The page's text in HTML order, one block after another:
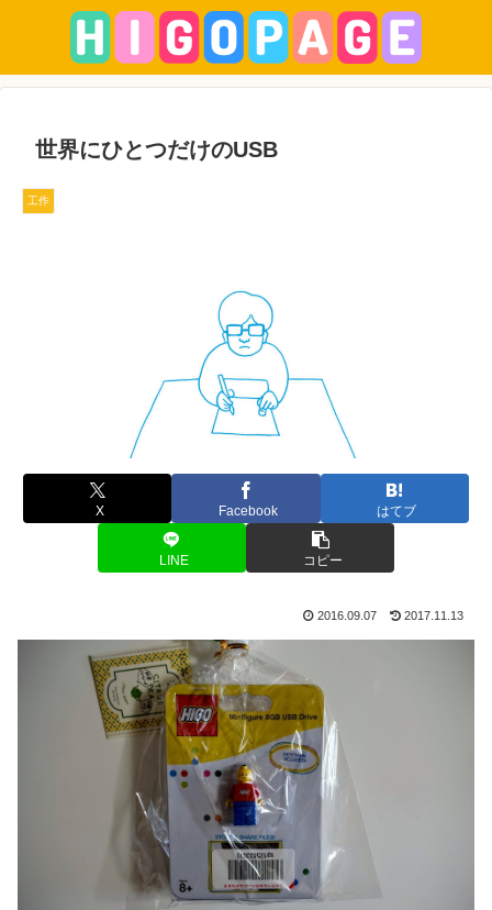
世界にひとつだけのUSB
工作
X Facebook はてブ
LINE コピー
2016.09.07 2017.11.13